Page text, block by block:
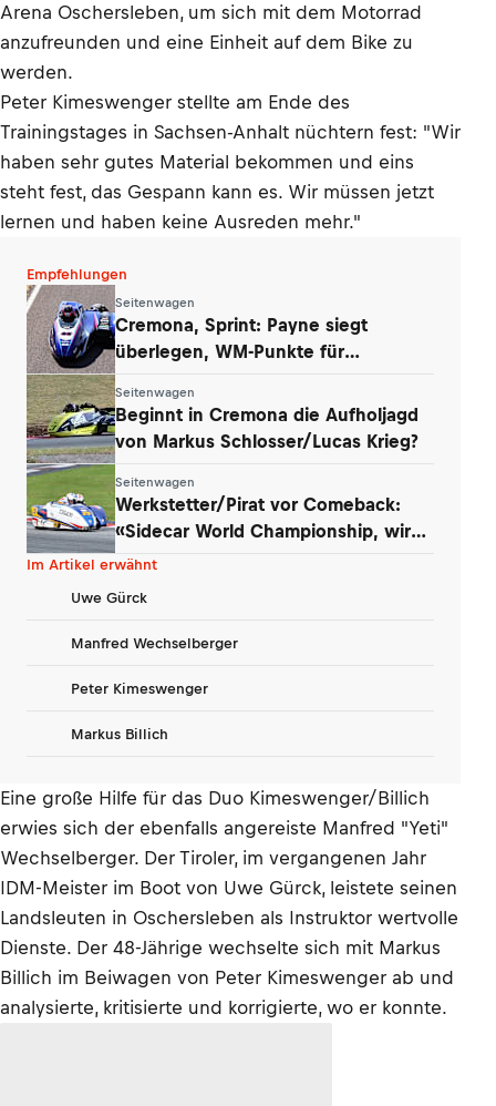
Arena Oschersleben, um sich mit dem Motorrad
anzufreunden und eine Einheit auf dem Bike zu
werden.
Peter Kimeswenger stellte am Ende des
Trainingstages in Sachsen-Anhalt nüchtern fest: "Wir
haben sehr gutes Material bekommen und eins
steht fest, das Gespann kann es. Wir müssen jetzt
lernen und haben keine Ausreden mehr."
Empfehlungen
Seitenwagen
Cremona, Sprint: Payne siegt
überlegen, WM-Punkte für
Seitenwagen
Beginnt in Cremona die Aufholjagd
von Markus Schlosser/Lucas Krieg?
Seitenwagen
Werkstetter/Pirat vor Comeback:
«Sidecar World Championship, wir
kommen!»
Im Artikel erwähnt
Uwe Gürck
Manfred Wechselberger
Peter Kimeswenger
Markus Billich
Eine große Hilfe für das Duo Kimeswenger/Billich
erwies sich der ebenfalls angereiste Manfred "Yeti"
Wechselberger. Der Tiroler, im vergangenen Jahr
IDM-Meister im Boot von Uwe Gürck, leistete seinen
Landsleuten in Oschersleben als Instruktor wertvolle
Dienste. Der 48-Jährige wechselte sich mit Markus
Billich im Beiwagen von Peter Kimeswenger ab und
analysierte, kritisierte und korrigierte, wo er konnte.